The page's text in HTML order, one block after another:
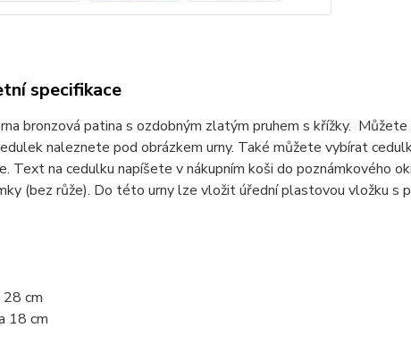
specifikace
bronzová patina s ozdobným zlatým pruhem s křížky.
naleznete pod obrázkem urny. Také můžete vybírat
Text na cedulku napíšete v nákupním koši do poznámkového
(bez růže). Do této urny lze vložit úřední plastovou vložku s
28 cm
18 cm